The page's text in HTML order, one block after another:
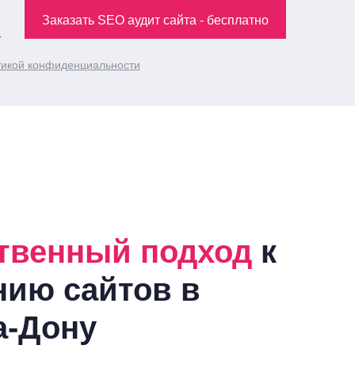
Заказать SEO аудит сайта - бесплатно
конфиденциальности
подход к
сайтов в
Дону